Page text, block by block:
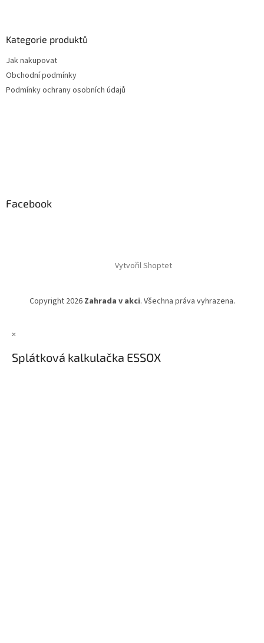
Kategorie produktů
Jak nakupovat
Obchodní podmínky
Podmínky ochrany osobních údajů
Facebook
Vytvořil Shoptet
Copyright 2026 Zahrada v akci. Všechna práva vyhrazena.
×
Splátková kalkulačka ESSOX